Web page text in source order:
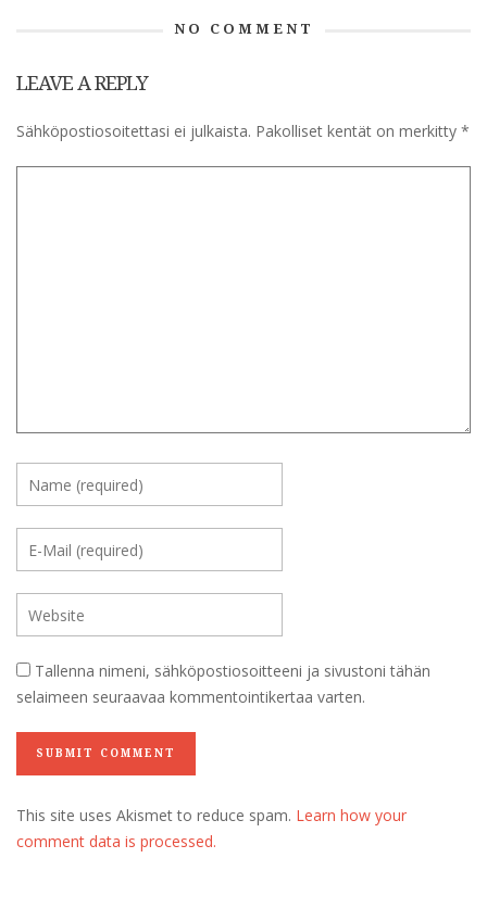
NO COMMENT
LEAVE A REPLY
Sähköpostiosoitettasi ei julkaista. Pakolliset kentät on merkitty *
Tallenna nimeni, sähköpostiosoitteeni ja sivustoni tähän
selaimeen seuraavaa kommentointikertaa varten.
This site uses Akismet to reduce spam. Learn how your
comment data is processed.